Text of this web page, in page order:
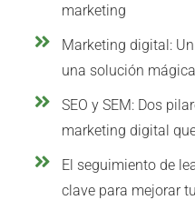
marketing
Marketing digital:
una solución mágica
SEO y SEM: Dos
marketing digital
El seguimiento de
clave para mejorar